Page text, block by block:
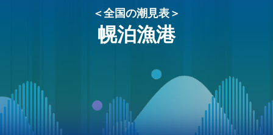
＜全国の潮見表＞
幌泊漁港